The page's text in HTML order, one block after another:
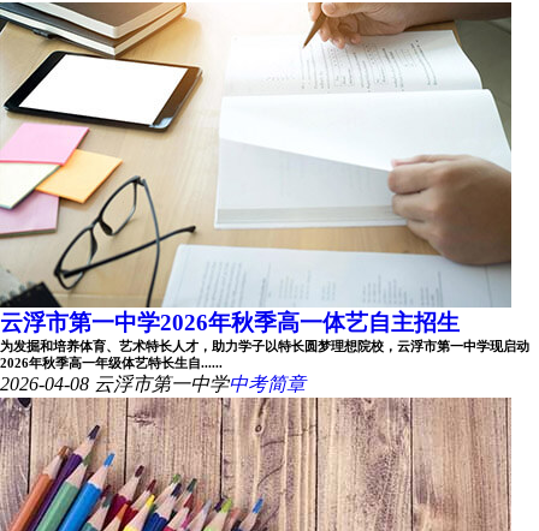
云浮市第一中学2026年秋季高一体艺自主招生
为发掘和培养体育、艺术特长人才，助力学子以特长圆梦理想院校，云浮市第一中学现启动
2026年秋季高一年级体艺特长生自......
2026-04-08 云浮市第一中学中考简章